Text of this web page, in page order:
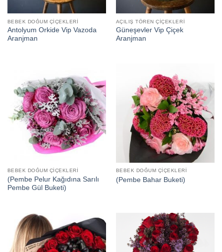
BEBEK DOĞUM ÇIÇEKLERI
Antolyum Orkide Vip Vazoda
Aranjman
AÇILIŞ TÖREN ÇIÇEKLERI
Güneşevler Vip Çiçek
Aranjman
BEBEK DOĞUM ÇIÇEKLERI
(Pembe Pelur Kağıdına Sarılı
Pembe Gül Buketi)
BEBEK DOĞUM ÇIÇEKLERI
(Pembe Bahar Buketi)